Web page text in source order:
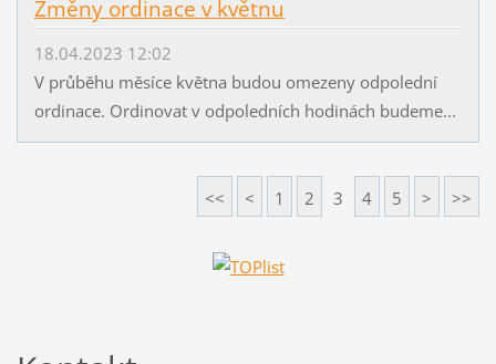
Změny ordinace v květnu
18.04.2023 12:02
V průběhu měsíce května budou omezeny odpolední
ordinace. Ordinovat v odpoledních hodinách budeme...
<< < 1 2 3 4 5 > >>